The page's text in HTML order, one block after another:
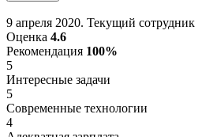
9 апреля 2020. Текущий сотрудник
Оценка 4.6
Рекомендация 100%
5
Интересные задачи
5
Современные технологии
4